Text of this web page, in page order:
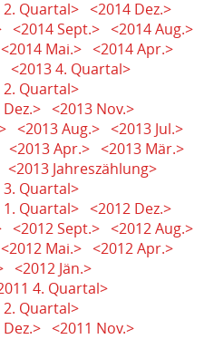
2. Quartal> <2014 Dez.>
<2014 Sept.> <2014 Aug.>
<2014 Mai.> <2014 Apr.>
<2013 4. Quartal>
2. Quartal>
<2013 Nov.>
<2013 Aug.> <2013 Jul.>
<2013 Apr.> <2013 Mär.>
<2013 Jahreszählung>
3. Quartal>
1. Quartal> <2012 Dez.>
<2012 Sept.> <2012 Aug.>
<2012 Mai.> <2012 Apr.>
<2012 Jän.>
4. Quartal>
2. Quartal>
<2011 Nov.>